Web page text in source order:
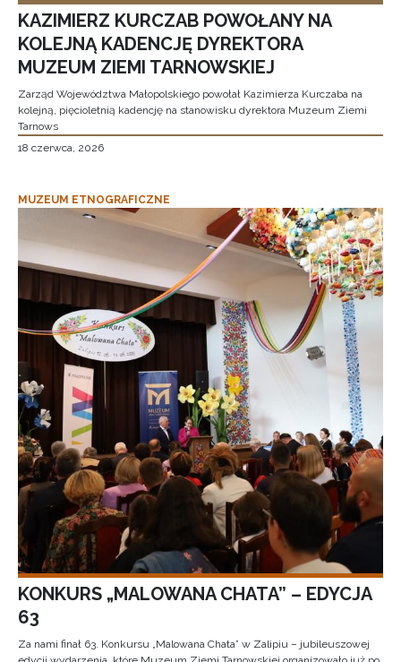
KAZIMIERZ KURCZAB POWOŁANY NA
KOLEJNĄ KADENCJĘ DYREKTORA
MUZEUM ZIEMI TARNOWSKIEJ
Zarząd Województwa Małopolskiego powołał Kazimierza Kurczaba na
kolejną, pięcioletnią kadencję na stanowisku dyrektora Muzeum Ziemi
Tarnows
18 czerwca, 2026
MUZEUM ETNOGRAFICZNE
KONKURS „MALOWANA CHATA” – EDYCJA
63
Za nami finał 63. Konkursu „Malowana Chata” w Zalipiu – jubileuszowej